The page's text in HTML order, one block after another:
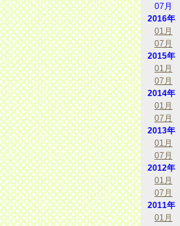
07月
2016年
01月
07月
2015年
01月
07月
2014年
01月
07月
2013年
01月
07月
2012年
01月
07月
2011年
01月